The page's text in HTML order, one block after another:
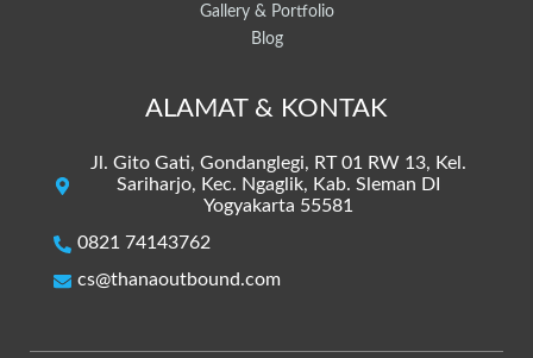
Gallery & Portfolio
Blog
ALAMAT & KONTAK
Jl. Gito Gati, Gondanglegi, RT 01 RW 13, Kel.
Sariharjo, Kec. Ngaglik, Kab. Sleman DI
Yogyakarta 55581
0821 74143762
cs@thanaoutbound.com